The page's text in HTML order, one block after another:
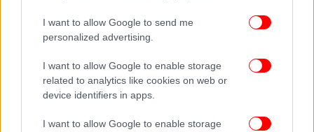
I want to allow Google to send me
personalized advertising.
I want to allow Google to enable storage
related to analytics like cookies on web or
device identifiers in apps.
I want to allow Google to enable storage
Οι αρχαίοι Έλληνες είχαν αναπτύξει την
μικροτεχνολογία από τον 14ο αιώνα π.Χ